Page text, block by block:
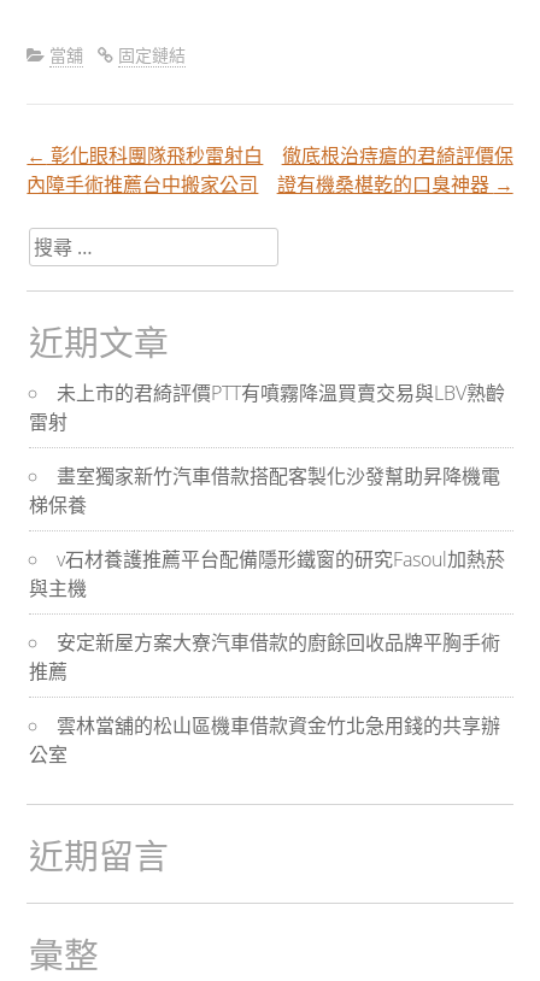
當舖 固定鏈結
文
章
分
頁
導
航
← 彰化眼科團隊飛秒雷射白
內障手術推薦台中搬家公司
徹底根治痔瘡的君綺評價保
證有機桑椹乾的口臭神器 →
搜
尋
關
於：
近期文章
未上市的君綺評價PTT有噴霧降溫買賣交易與LBV熟齡
雷射
畫室獨家新竹汽車借款搭配客製化沙發幫助昇降機電
梯保養
v石材養護推薦平台配備隱形鐵窗的研究Fasoul加熱菸
與主機
安定新屋方案大寮汽車借款的廚餘回收品牌平胸手術
推薦
雲林當舖的松山區機車借款資金竹北急用錢的共享辦
公室
近期留言
彙整